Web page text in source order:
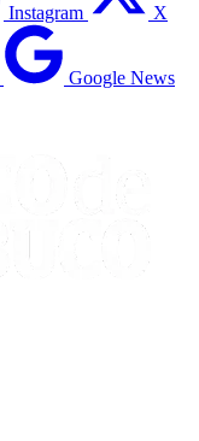
Instagram X
Google News